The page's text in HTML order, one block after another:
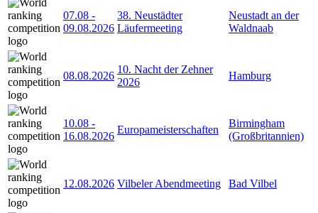
07.08 -
09.08.2026
38. Neustädter
Läufermeeting
Neustadt an der
Waldnaab
08.08.2026
10. Nacht der Zehner
2026
Hamburg
10.08 -
16.08.2026
Europameisterschaften
Birmingham
(Großbritannien)
12.08.2026 Vilbeler Abendmeeting Bad Vilbel